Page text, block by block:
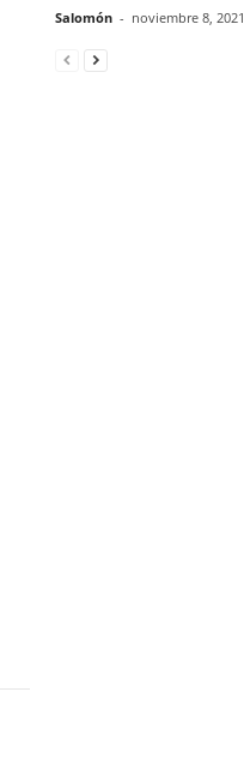
Salomón - noviembre 8, 2021